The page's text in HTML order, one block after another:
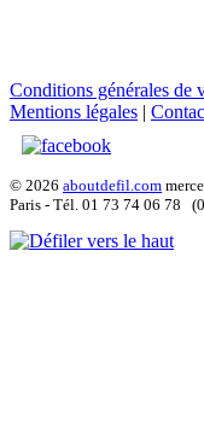
Conditions générales de
Mentions légales |
© 2026 aboutdefil.com
Paris - Tél. 01 73 74 06 78